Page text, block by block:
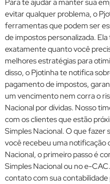
Para te ajudar a manter sua
evitar qualquer problema, o
ferramentas que podem ser
de impostos personalizada.
exatamente quanto você
melhores estratégias para
disso, o Pjotinha te notifica
pagamento de impostos,
um vencimento nem corra o
Nacional por dívidas. Nosso
com os clientes que estão
Simples Nacional. O que fazer
você recebeu uma notificação
Nacional, o primeiro passo é
Simples Nacional ou no e-
contato com sua